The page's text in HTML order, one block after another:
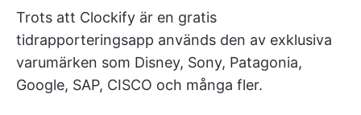
Trots att Clockify är en gratis
tidrapporteringsapp används den av exklusiva
varumärken som Disney, Sony, Patagonia,
Google, SAP, CISCO och många fler.